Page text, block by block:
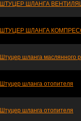
ШТУЦЕР ШЛАНГА
ШТУЦЕР ШЛАНГА
Штуцер шланга маслянного
Штуцер шланга отопителя
Штуцер шланга отопителя